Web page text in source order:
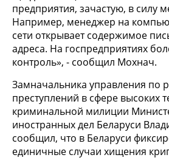
предприятия, зачастую, в силу
Например, менеджер на
сети открывает содержимое
адреса. На госпредприятиях
контроль», - сообщил Мохнач.
Замначальника управления по
преступлений в сфере высоких
криминальной милиции
иностранных дел Беларуси
сообщил, что в Беларуси
единичные случаи хищения